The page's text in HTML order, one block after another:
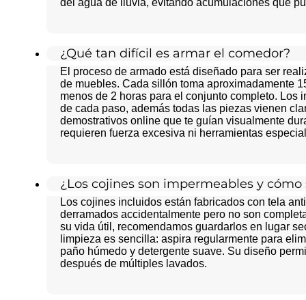
¿Qué tan difícil es armar el comedor?
El proceso de armado está diseñado para ser
de muebles. Cada sillón toma aproximadamente
menos de 2 horas para el conjunto completo.
de cada paso, además todas las piezas vienen
demostrativos online que te guían visualmente
requieren fuerza excesiva ni herramientas
¿Los cojines son impermeables y
Los cojines incluidos están fabricados con tela
derramados accidentalmente pero no son
su vida útil, recomendamos guardarlos en lugar
limpieza es sencilla: aspira regularmente para
paño húmedo y detergente suave. Su diseño
después de múltiples lavados.